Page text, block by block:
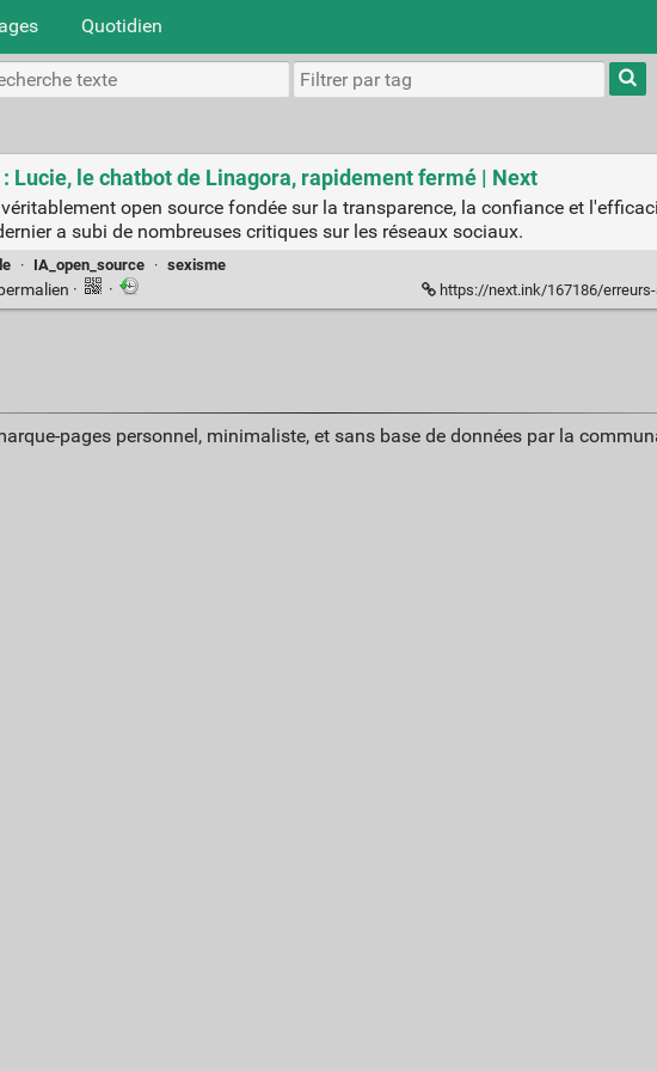
Quotidien
Lucie, le chatbot de Linagora, rapidement fermé | Next
open source fondée sur la transparence, la confiance et
a subi de nombreuses critiques sur les réseaux sociaux.
· IA_open_source · sexisme
· · https://next.ink/167186/erreurs-absences-
pages personnel, minimaliste, et sans base de données par la